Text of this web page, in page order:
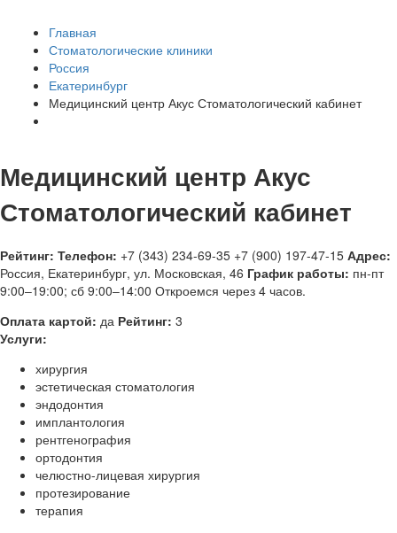
Главная
Стоматологические клиники
Россия
Екатеринбург
Медицинский центр Акус Стоматологический кабинет
Медицинский центр Акус
Стоматологический кабинет
Рейтинг: Телефон: +7 (343) 234-69-35 +7 (900) 197-47-15 Адрес:
Россия, Екатеринбург, ул. Московская, 46 График работы: пн-пт
9:00–19:00; сб 9:00–14:00 Откроемся через 4 часов.
Оплата картой: да Рейтинг: 3
Услуги:
хирургия
эстетическая стоматология
эндодонтия
имплантология
рентгенография
ортодонтия
челюстно-лицевая хирургия
протезирование
терапия